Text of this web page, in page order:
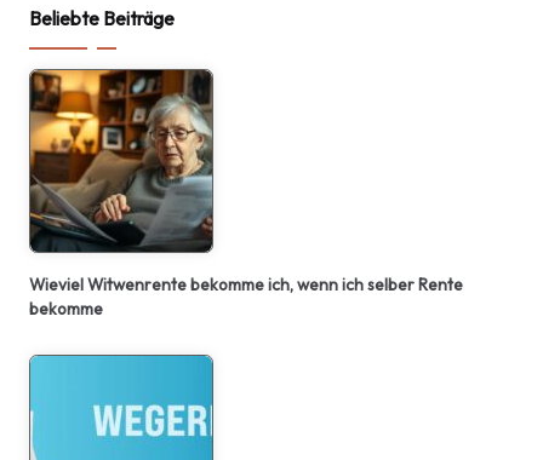
Beliebte Beiträge
Wieviel Witwenrente bekomme ich, wenn ich selber Rente
bekomme